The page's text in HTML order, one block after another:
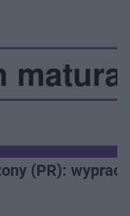
(PR):